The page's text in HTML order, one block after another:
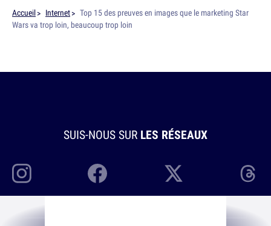
Accueil Internet
Top 15 des preuves en images que le marketing Star
Wars va trop loin, beaucoup trop loin
SUIS-NOUS SUR LES RÉSEAUX